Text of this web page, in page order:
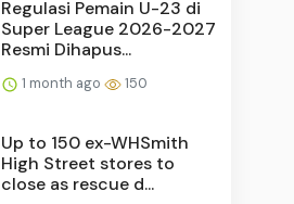
Regulasi Pemain U-23 di
Super League 2026-2027
Resmi Dihapus...
1 month ago 150
Up to 150 ex-WHSmith
High Street stores to
close as rescue d...